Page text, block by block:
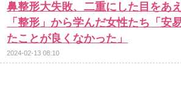
鼻整形大失敗、二重にした目をあ
「整形」から学んだ女性たち「安
たことが良くなかった」
2024-02-13 08:10